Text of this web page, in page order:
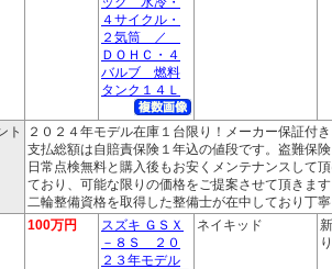
４サイクル・
２気筒 ／
ＤＯＨＣ・４
バルブ 燃料
タンク１４Ｌ
ト
２０２４年モデル在庫１台限り！メーカー保証付
支払総額は自賠責保険１年込の値段です。盗難保
日常点検無料と購入後もお安くメンテナンスして
ており、可能な限りの価格をご提案させて頂きま
二輪整備資格を取得した整備士が在中しており丁
100万円
スズキ ＧＳＸ
－８Ｓ ２０
２３年モデル
ネイキッド